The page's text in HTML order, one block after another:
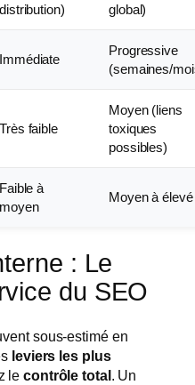
distribution)
global)
Immédiate
Progressive
(semaines/
Très faible
Moyen (liens
toxiques
possibles)
Faible à
moyen
Moyen à élevé
: Le
du SEO
sous-estimé en
leviers les plus
lecontrôle total . Un